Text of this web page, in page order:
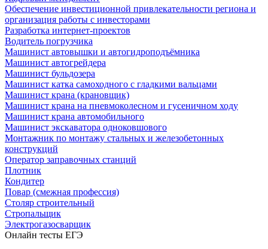
Обеспечение инвестиционной привлекательности региона и
организация работы с инвесторами
Разработка интернет-проектов
Водитель погрузчика
Машинист автовышки и автогидроподъёмника
Машинист автогрейдера
Машинист бульдозера
Машинист катка самоходного с гладкими вальцами
Машинист крана (крановщик)
Машинист крана на пневмоколесном и гусеничном ходу
Машинист крана автомобильного
Машинист экскаватора одноковшового
Монтажник по монтажу стальных и железобетонных
конструкций
Оператор заправочных станций
Плотник
Кондитер
Повар (смежная профессия)
Столяр строительный
Стропальщик
Электрогазосварщик
Онлайн тесты ЕГЭ